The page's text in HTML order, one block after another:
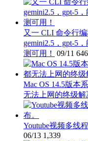
又一 CLI 命令行编
gemini2.5，gpt-5
测可用！
09/11 646
Mac OS 14.5版本
无法上网的终级解
Youtube视频多线
06/13 1,339